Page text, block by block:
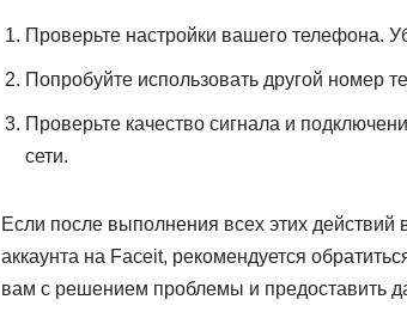
Проверьте настройки вашего телефона.
Попробуйте использовать другой номер
Проверьте качество сигнала и
сети.
Если после выполнения всех этих
аккаунта на Faceit, рекомендуется
вам с решением проблемы и предоставить